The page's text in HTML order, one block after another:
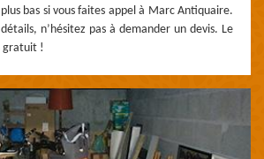
bas si vous faites appel à Marc Antiquaire.
n’hésitez pas à demander un devis. Le
gratuit !